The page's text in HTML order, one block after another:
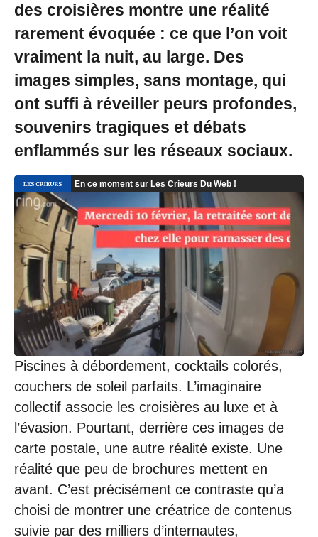
des croisières montre une réalité
rarement évoquée : ce que l’on voit
vraiment la nuit, au large. Des
images simples, sans montage, qui
ont suffi à réveiller peurs profondes,
souvenirs tragiques et débats
enflammés sur les réseaux sociaux.
Piscines à débordement, cocktails colorés,
couchers de soleil parfaits. L’imaginaire
collectif associe les croisières au luxe et à
l’évasion. Pourtant, derrière ces images de
carte postale, une autre réalité existe. Une
réalité que peu de brochures mettent en
avant. C’est précisément ce contraste qu’a
choisi de montrer une créatrice de contenus
suivie par des milliers d’internautes,